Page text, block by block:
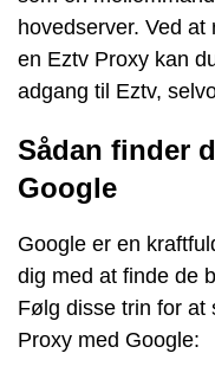
hovedserver. Ved
en Eztv Proxy kan
adgang til Eztv,
Sådan finder
Google
Google er en
dig med at finde de
Følg disse trin for at
Proxy med Google: